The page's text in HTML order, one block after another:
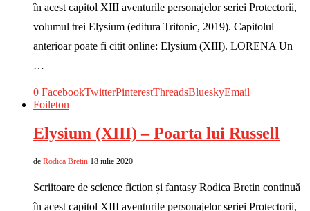
în acest capitol XIII aventurile personajelor seriei Protectorii,
volumul trei Elysium (editura Tritonic, 2019). Capitolul
anterioar poate fi citit online: Elysium (XIII). LORENA Un
…
0 FacebookTwitterPinterestThreadsBlueskyEmail
Foileton
Elysium (XIII) – Poarta lui Russell
de Rodica Bretin 18 iulie 2020
Scriitoare de science fiction și fantasy Rodica Bretin continuă
în acest capitol XIII aventurile personajelor seriei Protectorii,